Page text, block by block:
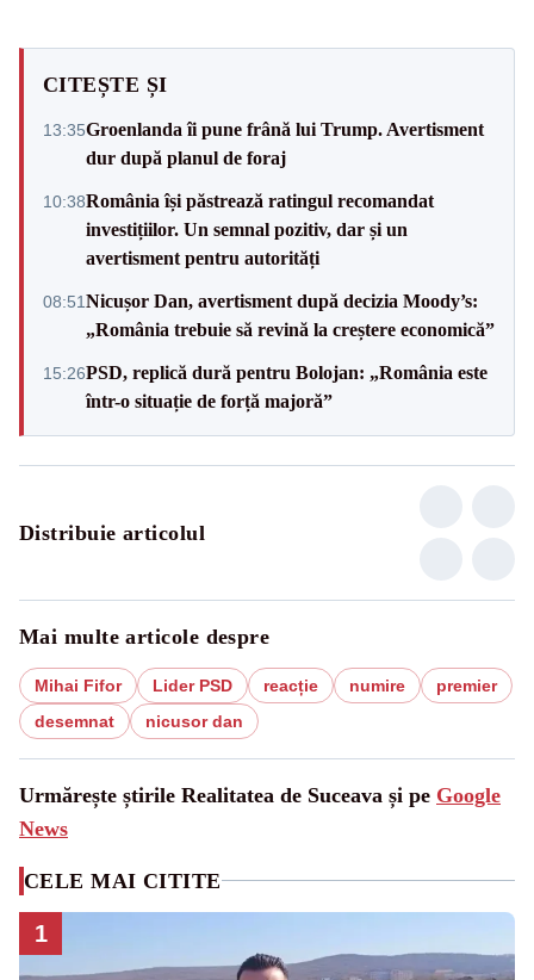
CITEȘTE ȘI
13:35Groenlanda îi pune frână lui Trump. Avertisment
dur după planul de foraj
10:38România își păstrează ratingul recomandat
investițiilor. Un semnal pozitiv, dar și un
avertisment pentru autorități
08:51Nicușor Dan, avertisment după decizia Moody’s:
„România trebuie să revină la creștere economică”
15:26PSD, replică dură pentru Bolojan: „România este
într-o situație de forță majoră”
Distribuie articolul
Mai multe articole despre
Mihai Fifor Lider PSD reacție numire
premier
desemnat
nicusor dan
Urmărește știrile Realitatea de Suceava și pe Google
News
CELE MAI CITITE
1